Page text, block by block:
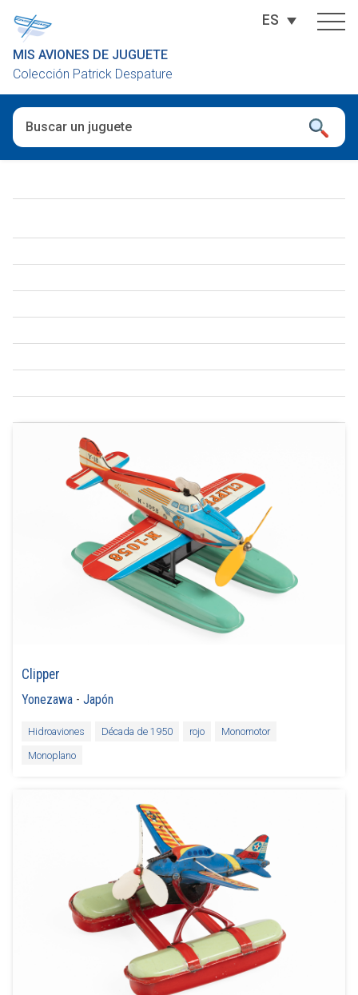
MIS AVIONES DE JUGUETE
Colección Patrick Despature
ES
Clipper
Yonezawa -Japón
Hidroaviones Década de 1950 rojo
Monomotor
Monoplano